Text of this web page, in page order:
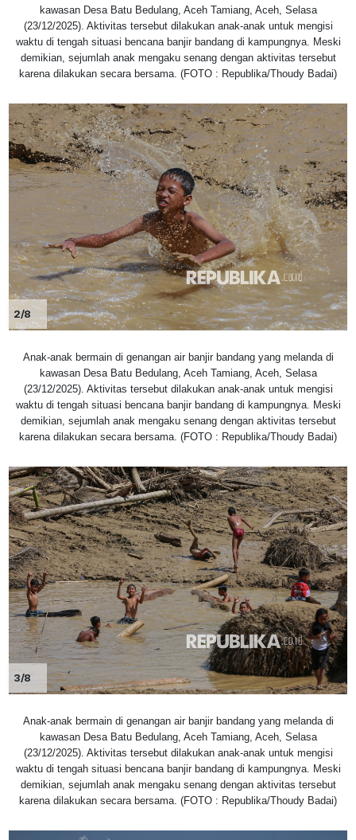
kawasan Desa Batu Bedulang, Aceh Tamiang, Aceh, Selasa
(23/12/2025). Aktivitas tersebut dilakukan anak-anak untuk mengisi
waktu di tengah situasi bencana banjir bandang di kampungnya. Meski
demikian, sejumlah anak mengaku senang dengan aktivitas tersebut
karena dilakukan secara bersama. (FOTO : Republika/Thoudy Badai)
2/8
Anak-anak bermain di genangan air banjir bandang yang melanda di
kawasan Desa Batu Bedulang, Aceh Tamiang, Aceh, Selasa
(23/12/2025). Aktivitas tersebut dilakukan anak-anak untuk mengisi
waktu di tengah situasi bencana banjir bandang di kampungnya. Meski
demikian, sejumlah anak mengaku senang dengan aktivitas tersebut
karena dilakukan secara bersama. (FOTO : Republika/Thoudy Badai)
3/8
Anak-anak bermain di genangan air banjir bandang yang melanda di
kawasan Desa Batu Bedulang, Aceh Tamiang, Aceh, Selasa
(23/12/2025). Aktivitas tersebut dilakukan anak-anak untuk mengisi
waktu di tengah situasi bencana banjir bandang di kampungnya. Meski
demikian, sejumlah anak mengaku senang dengan aktivitas tersebut
karena dilakukan secara bersama. (FOTO : Republika/Thoudy Badai)